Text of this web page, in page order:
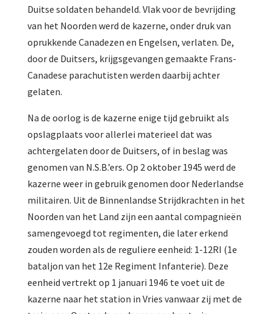
Duitse soldaten behandeld. Vlak voor de bevrijding
van het Noorden werd de kazerne, onder druk van
oprukkende Canadezen en Engelsen, verlaten. De,
door de Duitsers, krijgsgevangen gemaakte Frans-
Canadese parachutisten werden daarbij achter
gelaten.
Na de oorlog is de kazerne enige tijd gebruikt als
opslagplaats voor allerlei materieel dat was
achtergelaten door de Duitsers, of in beslag was
genomen van N.S.B.’ers. Op 2 oktober 1945 werd de
kazerne weer in gebruik genomen door Nederlandse
militairen. Uit de Binnenlandse Strijdkrachten in het
Noorden van het Land zijn een aantal compagnieën
samengevoegd tot regimenten, die later erkend
zouden worden als de reguliere eenheid: 1-12RI (1e
bataljon van het 12e Regiment Infanterie). Deze
eenheid vertrekt op 1 januari 1946 te voet uit de
kazerne naar het station in Vries vanwaar zij met de